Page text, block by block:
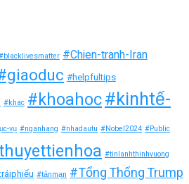
#Chien-tranh-Iran
#helpfultips
#khac #khoahoc#kinhtế-
vụ #nganhang #nhadautu #Nobel2024 #Public
#tinlanhthinhvuong
#tảnmạn #Tổng Thống Trump